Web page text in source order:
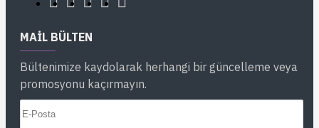
MAIL BÜLTEN
Bültenimize kaydolarak herhangi bir güncelleme veya
promosyonu kaçırmayın.